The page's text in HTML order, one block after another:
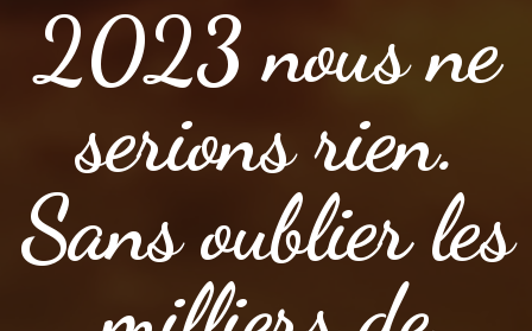
2023 nous ne
serions rien.
Sans oublier les